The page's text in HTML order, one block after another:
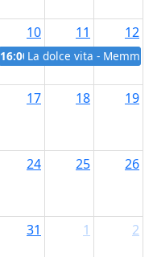
10
16:00La dolce vita -
11 12
17 18 19
24 25 26
31 1 2